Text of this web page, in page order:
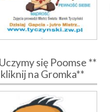
się Poomse **
na Gromka**